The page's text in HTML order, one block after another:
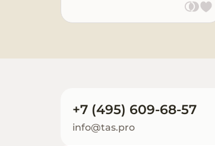
Запчасти для
оборудования
+7 (495) 609-68-57
info@tas.pro